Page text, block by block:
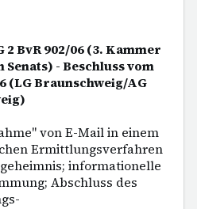
2 BvR 902/06 (3. Kammer
Senats) - Beschluss vom
(LG Braunschweig/AG
von E-Mail in einem
Ermittlungsverfahren
informationelle
Abschluss des